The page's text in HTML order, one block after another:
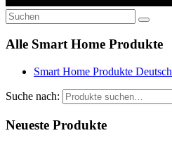
Alle Smart Home Produkte
Smart Home Produkte Deutsch
Suche nach:
Neueste Produkte